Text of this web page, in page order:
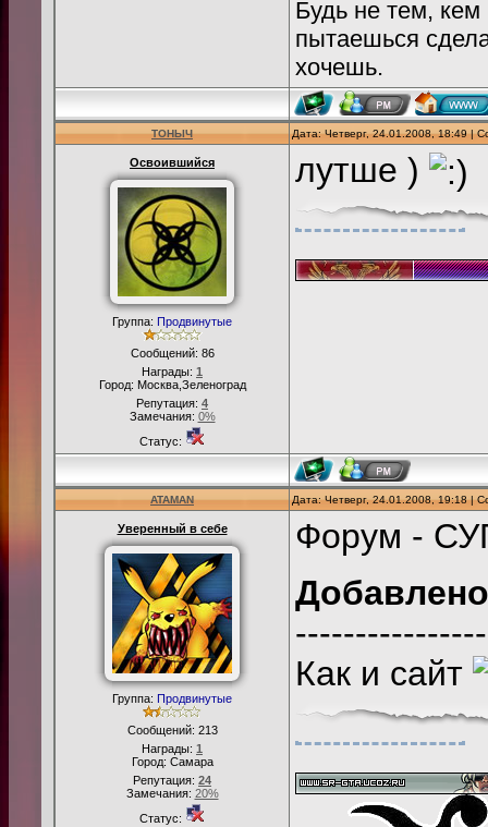
Будь не тем, кем
пытаешься
хочешь.
ТОНЫЧ Дата: Четверг, 24.01.2008, 18:49 |
Освоившийся
Группа: Продвинутые
Сообщений: 86
Награды: 1
Город: Москва,Зеленоград
Репутация: 4
Замечания: 0%
Статус:
лутше )
ATAMAN Дата: Четверг, 24.01.2008, 19:18 |
Уверенный в себе
Группа: Продвинутые
Сообщений: 213
Награды: 1
Город: Самара
Репутация: 24
Замечания: 20%
Статус:
Форум -
Добавлено
Как и сайт